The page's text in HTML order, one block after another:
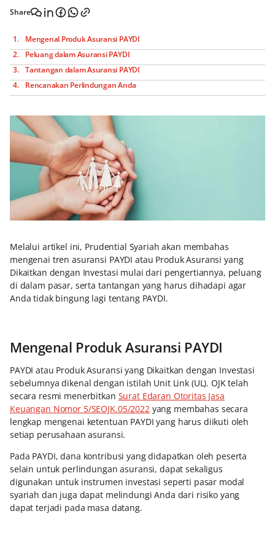
Share
Mengenal Produk Asuransi PAYDI
Peluang dalam Asuransi PAYDI
Tantangan dalam Asuransi PAYDI
Rencanakan Perlindungan Anda
Melalui artikel ini, Prudential Syariah akan membahas
mengenai tren asuransi PAYDI atau Produk Asuransi yang
Dikaitkan dengan Investasi mulai dari pengertiannya, peluang
di dalam pasar, serta tantangan yang harus dihadapi agar
Anda tidak bingung lagi tentang PAYDI.
Mengenal Produk Asuransi PAYDI
PAYDI atau Produk Asuransi yang Dikaitkan dengan Investasi
sebelumnya dikenal dengan istilah Unit Link (UL). OJK telah
secara resmi menerbitkan Surat Edaran Otoritas Jasa
Keuangan Nomor 5/SEOJK.05/2022 yang membahas secara
lengkap mengenai ketentuan PAYDI yang harus diikuti oleh
setiap perusahaan asuransi.
Pada PAYDI, dana kontribusi yang didapatkan oleh peserta
selain untuk perlindungan asuransi, dapat sekaligus
digunakan untuk instrumen investasi seperti pasar modal
syariah dan juga dapat melindungi Anda dari risiko yang
dapat terjadi pada masa datang.